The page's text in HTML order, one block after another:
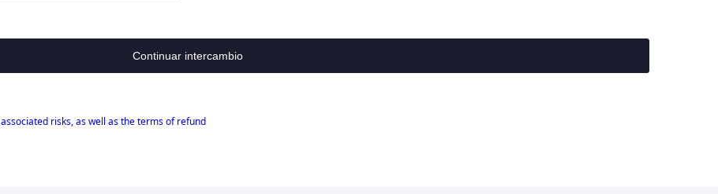
Continuar intercambio
associated risks, as well as the terms of refund